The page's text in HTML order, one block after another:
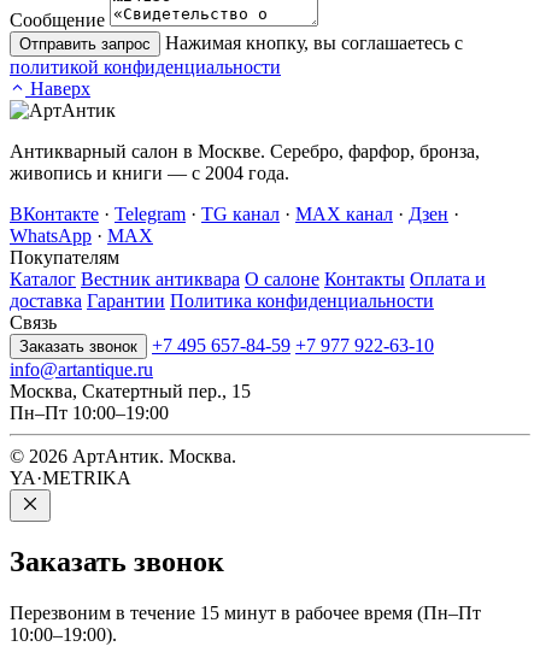
Сообщение
Отправить запрос
Нажимая кнопку, вы соглашаетесь с
политикой конфиденциальности
Наверх
Антикварный салон в Москве. Серебро, фарфор, бронза,
живопись и книги — с 2004 года.
ВКонтакте · Telegram · TG канал · MAX канал · Дзен ·
WhatsApp · MAX
Покупателям
Каталог Вестник антиквара О салоне Контакты Оплата и
доставка Гарантии Политика конфиденциальности
Связь
Заказать звонок +7 495 657-84-59 +7 977 922-63-10
info@artantique.ru
Москва, Скатертный пер., 15
Пн–Пт 10:00–19:00
© 2026 АртАнтик. Москва.
YA·METRIKA
Заказать звонок
Перезвоним в течение 15 минут в рабочее время (Пн–Пт
10:00–19:00).